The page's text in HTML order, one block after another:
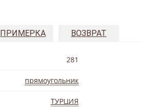
ПРИМЕРКА ВОЗВРАТ
281
прямоугольник
ТУРЦИЯ